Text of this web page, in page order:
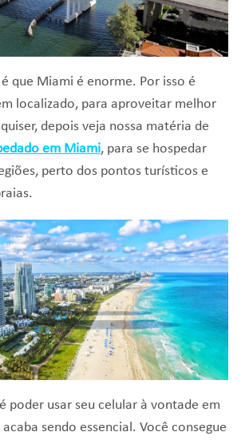
que Miami é enorme. Por isso é
localizado, para aproveitar melhor
depois veja nossa matéria de
em Miami, para se hospedar
perto dos pontos turísticos e
poder usar seu celular à vontade em
sendo essencial. Você consegue